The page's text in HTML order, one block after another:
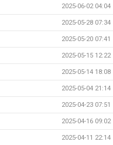
2025-06-02 04:04
2025-05-28 07:34
2025-05-20 07:41
2025-05-15 12:22
2025-05-14 18:08
2025-05-04 21:14
2025-04-23 07:51
2025-04-16 09:02
2025-04-11 22:14